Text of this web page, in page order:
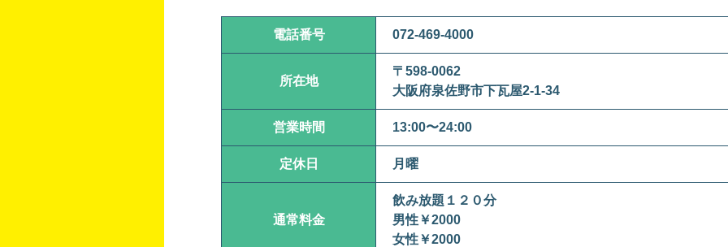
電話番号 072-469-4000
所在地
〒598-0062
大阪府泉佐野市下瓦屋2-1-34
営業時間 13:00〜24:00
定休日 月曜
通常料金
飲み放題１２０分
男性￥2000
女性￥2000